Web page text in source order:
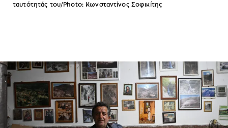
ταυτότητάς του/Photo: Κωνσταντίνος Σοφικίτης